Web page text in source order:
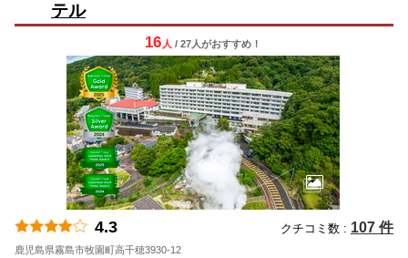
テル
16 人 / 27人がおすすめ！
4.3 クチコミ数 : 107 件
鹿児島県霧島市牧園町高千穂3930-12